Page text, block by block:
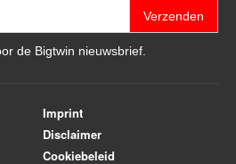
Verzenden
de Bigtwin nieuwsbrief.
Imprint
Disclaimer
Cookiebeleid